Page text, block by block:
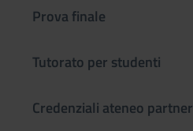
Prova finale
Tutorato per studenti
Credenziali ateneo partner